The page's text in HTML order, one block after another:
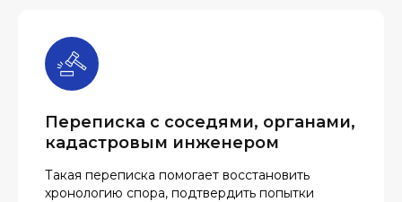
Переписка с соседями, органами,
кадастровым инженером
Такая переписка помогает восстановить
хронологию спора, подтвердить попытки